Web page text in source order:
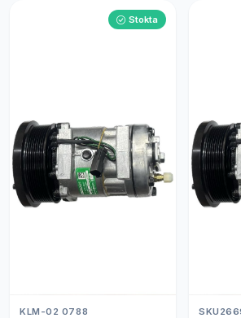
Stokta
KLM-02 0788